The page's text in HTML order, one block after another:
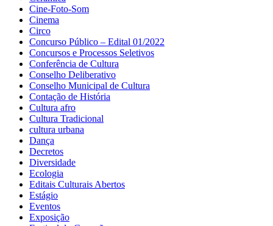
Cine-Foto-Som
Cinema
Circo
Concurso Público – Edital 01/2022
Concursos e Processos Seletivos
Conferência de Cultura
Conselho Deliberativo
Conselho Municipal de Cultura
Contação de História
Cultura afro
Cultura Tradicional
cultura urbana
Dança
Decretos
Diversidade
Ecologia
Editais Culturais Abertos
Estágio
Eventos
Exposição